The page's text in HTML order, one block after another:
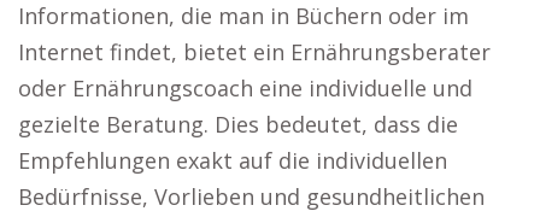
Informationen, die man in Büchern oder im
Internet findet, bietet ein Ernährungsberater
oder Ernährungscoach eine individuelle und
gezielte Beratung. Dies bedeutet, dass die
Empfehlungen exakt auf die individuellen
Bedürfnisse, Vorlieben und gesundheitlichen